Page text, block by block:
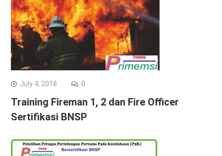
July 4, 2018 0
Training Fireman 1, 2 dan Fire Officer
Sertifikasi BNSP